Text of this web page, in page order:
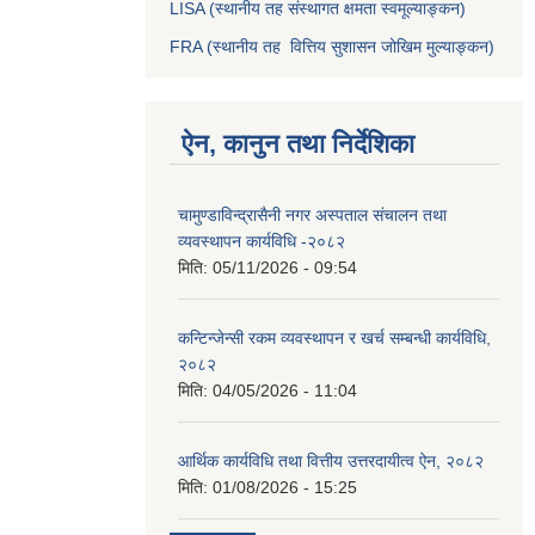
LISA (स्थानीय तह संस्थागत क्षमता स्वमूल्याङ्कन)
FRA (स्थानीय तह वित्तिय सुशासन जोखिम मुल्याङ्कन)
ऐन, कानुन तथा निर्देशिका
चामुण्डाविन्द्रासैनी नगर अस्पताल संचालन तथा
व्यवस्थापन कार्यविधि -२०८२
मिति: 05/11/2026 - 09:54
कन्टिन्जेन्सी रकम व्यवस्थापन र खर्च सम्बन्धी कार्यविधि,
२०८२
मिति: 04/05/2026 - 11:04
आर्थिक कार्यविधि तथा वित्तीय उत्तरदायीत्व ऐन, २०८२
मिति: 01/08/2026 - 15:25